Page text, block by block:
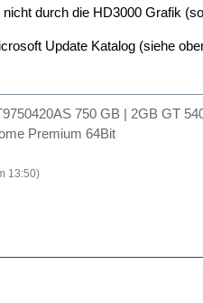
durch die HD3000 Grafik
Update Katalog (siehe
750 GB | 2GB GT
Premium 64Bit
13:50)